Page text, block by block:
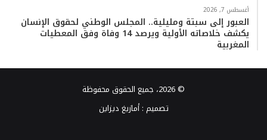
أغسطس 7, 2026
العبور إلى سبتة ومليلية.. المجلس الوطني لحقوق الإنسان
يكشف خلاصاته الأولية ويرصد 14 وفاة وفق المعطيات
المغربية
© 2026، جميع الحقوق محفوظة
تصميم :أمازيغ ديزاين